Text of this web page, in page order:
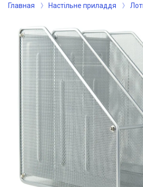
Главная Настільне приладдя